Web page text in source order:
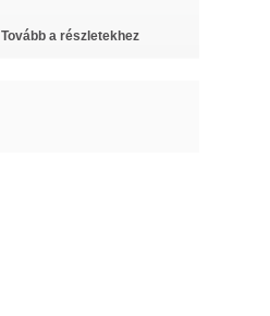
Tovább a részletekhez